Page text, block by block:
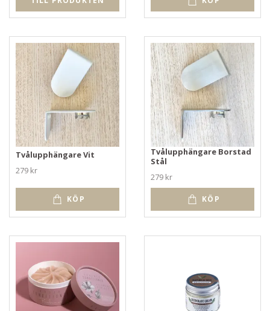
Tvålupphängare Vit
279 kr
KÖP
Tvålupphängare Borstad
Stål
279 kr
KÖP